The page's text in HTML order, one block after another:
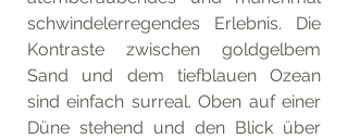
schwindelerregendes Erlebnis. Die
Kontraste zwischen goldgelbem
Sand und dem tiefblauen Ozean
sind einfach surreal. Oben auf einer
Düne stehend und den Blick über